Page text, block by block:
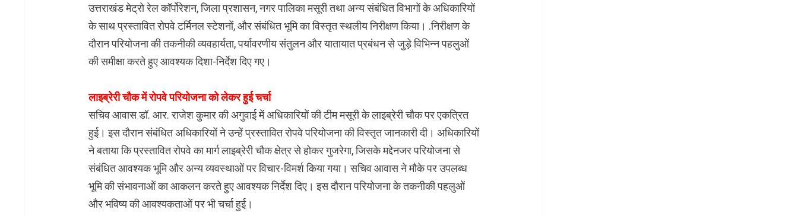
उत्तराखंड मेट्रो रेल कॉर्पोरेशन, जिला प्रशासन, नगर पालिका मसूरी तथा अन्य संबंधित विभागों के अधिकारियों
के साथ प्रस्तावित रोपवे टर्मिनल स्टेशनों, और संबंधित भूमि का विस्तृत स्थलीय निरीक्षण किया। .निरीक्षण के
दौरान परियोजना की तकनीकी व्यवहार्यता, पर्यावरणीय संतुलन और यातायात प्रबंधन से जुड़े विभिन्न पहलुओं
की समीक्षा करते हुए आवश्यक दिशा-निर्देश दिए गए।
लाइब्रेरी चौक में रोपवे परियोजना को लेकर हुई चर्चा
सचिव आवास डॉ. आर. राजेश कुमार की अगुवाई में अधिकारियों की टीम मसूरी के लाइब्रेरी चौक पर एकत्रित
हुई। इस दौरान संबंधित अधिकारियों ने उन्हें प्रस्तावित रोपवे परियोजना की विस्तृत जानकारी दी। अधिकारियों
ने बताया कि प्रस्तावित रोपवे का मार्ग लाइब्रेरी चौक क्षेत्र से होकर गुजरेगा, जिसके मद्देनजर परियोजना से
संबंधित आवश्यक भूमि और अन्य व्यवस्थाओं पर विचार-विमर्श किया गया। सचिव आवास ने मौके पर उपलब्ध
भूमि की संभावनाओं का आकलन करते हुए आवश्यक निर्देश दिए। इस दौरान परियोजना के तकनीकी पहलुओं
और भविष्य की आवश्यकताओं पर भी चर्चा हुई।